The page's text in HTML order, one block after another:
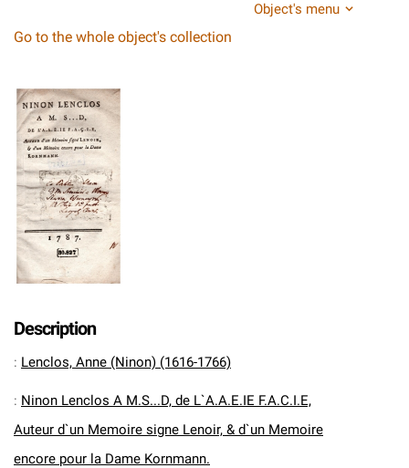
Object's menu
Go to the whole object's collection
Description
: Lenclos, Anne (Ninon) (1616-1766)
: Ninon Lenclos A M.S...D, de L`A.A.E.IE F.A.C.I.E,
Auteur d`un Memoire signe Lenoir, & d`un Memoire
encore pour la Dame Kornmann.